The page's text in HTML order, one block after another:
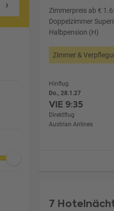
Zimmerpreis ab €
Doppelzimmer
Halbpension (H)
Zimmer &
Hinflug
Do., 28.1.27
VIE 9:35
Direktflug
Austrian Airlines
7